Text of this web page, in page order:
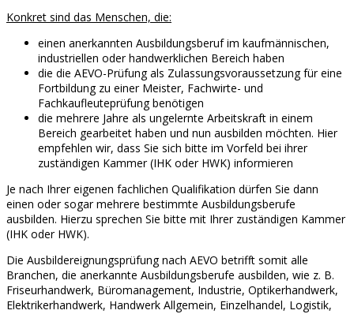
Konkret sind das Menschen, die:
einen anerkannten Ausbildungsberuf im kaufmännischen,
industriellen oder handwerklichen Bereich haben
die die AEVO-Prüfung als Zulassungsvoraussetzung für eine
Fortbildung zu einer Meister, Fachwirte- und
Fachkaufleuteprüfung benötigen
die mehrere Jahre als ungelernte Arbeitskraft in einem
Bereich gearbeitet haben und nun ausbilden möchten. Hier
empfehlen wir, dass Sie sich bitte im Vorfeld bei ihrer
zuständigen Kammer (IHK oder HWK) informieren
Je nach Ihrer eigenen fachlichen Qualifikation dürfen Sie dann
einen oder sogar mehrere bestimmte Ausbildungsberufe
ausbilden. Hierzu sprechen Sie bitte mit Ihrer zuständigen Kammer
(IHK oder HWK).
Die Ausbildereignungsprüfung nach AEVO betrifft somit alle
Branchen, die anerkannte Ausbildungsberufe ausbilden, wie z. B.
Friseurhandwerk, Büromanagement, Industrie, Optikerhandwerk,
Elektrikerhandwerk, Handwerk Allgemein, Einzelhandel, Logistik,